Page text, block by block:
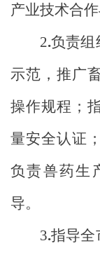
产业技术合作
2.负责组
示范，推广
操作规程；
量安全认证
负责兽药生
导。
3.指导全